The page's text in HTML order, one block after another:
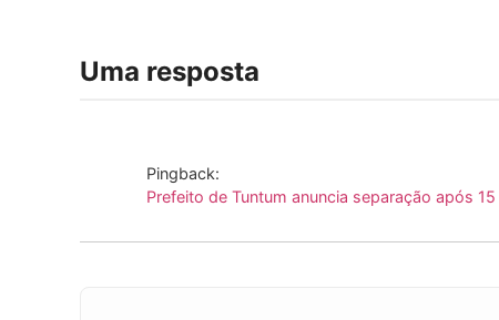
Uma resposta
Pingback:
Prefeito de Tuntum anuncia separação após